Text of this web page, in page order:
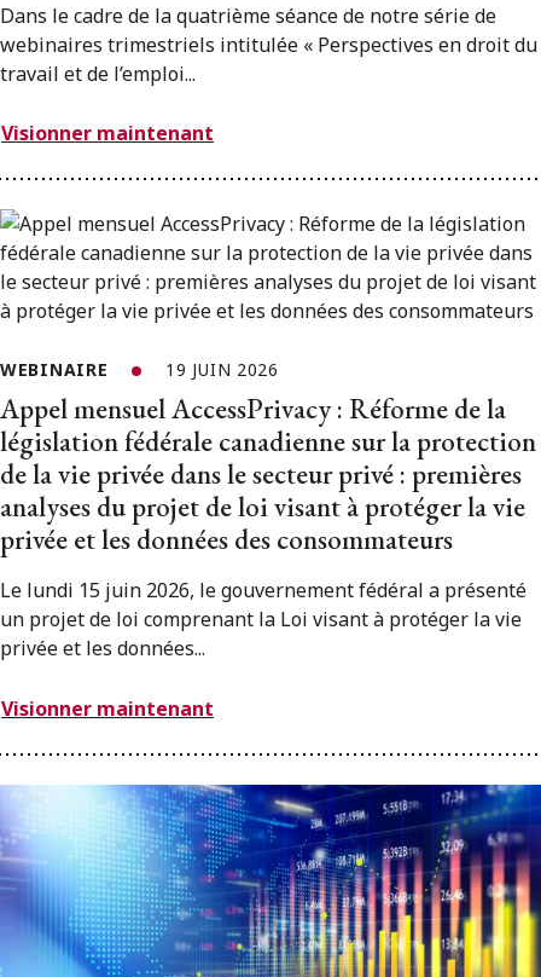
Dans le cadre de la quatrième séance de notre série de
webinaires trimestriels intitulée « Perspectives en droit du
travail et de l’emploi...
Visionner maintenant
WEBINAIRE 19 JUIN 2026
Appel mensuel AccessPrivacy : Réforme de la
législation fédérale canadienne sur la protection
de la vie privée dans le secteur privé : premières
analyses du projet de loi visant à protéger la vie
privée et les données des consommateurs
Le lundi 15 juin 2026, le gouvernement fédéral a présenté
un projet de loi comprenant la Loi visant à protéger la vie
privée et les données...
Visionner maintenant